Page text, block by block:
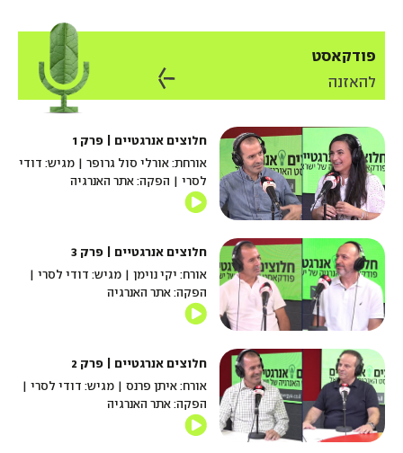
פודקאסט
להאזנה
חלוצים אנרגטיים | פרק 1
אורחת: אורלי סול גרופר | מגיש: דודי
לסרי | הפקה: אתר האנרגיה
חלוצים אנרגטיים | פרק 3
אורח: יקי נוימן | מגיש: דודי לסרי |
הפקה: אתר האנרגיה
חלוצים אנרגטיים | פרק 2
אורח: איתן פרנס | מגיש: דודי לסרי |
הפקה: אתר האנרגיה